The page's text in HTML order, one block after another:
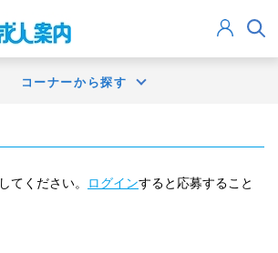
コーナーから探す
してください。 ログインすると応募すること